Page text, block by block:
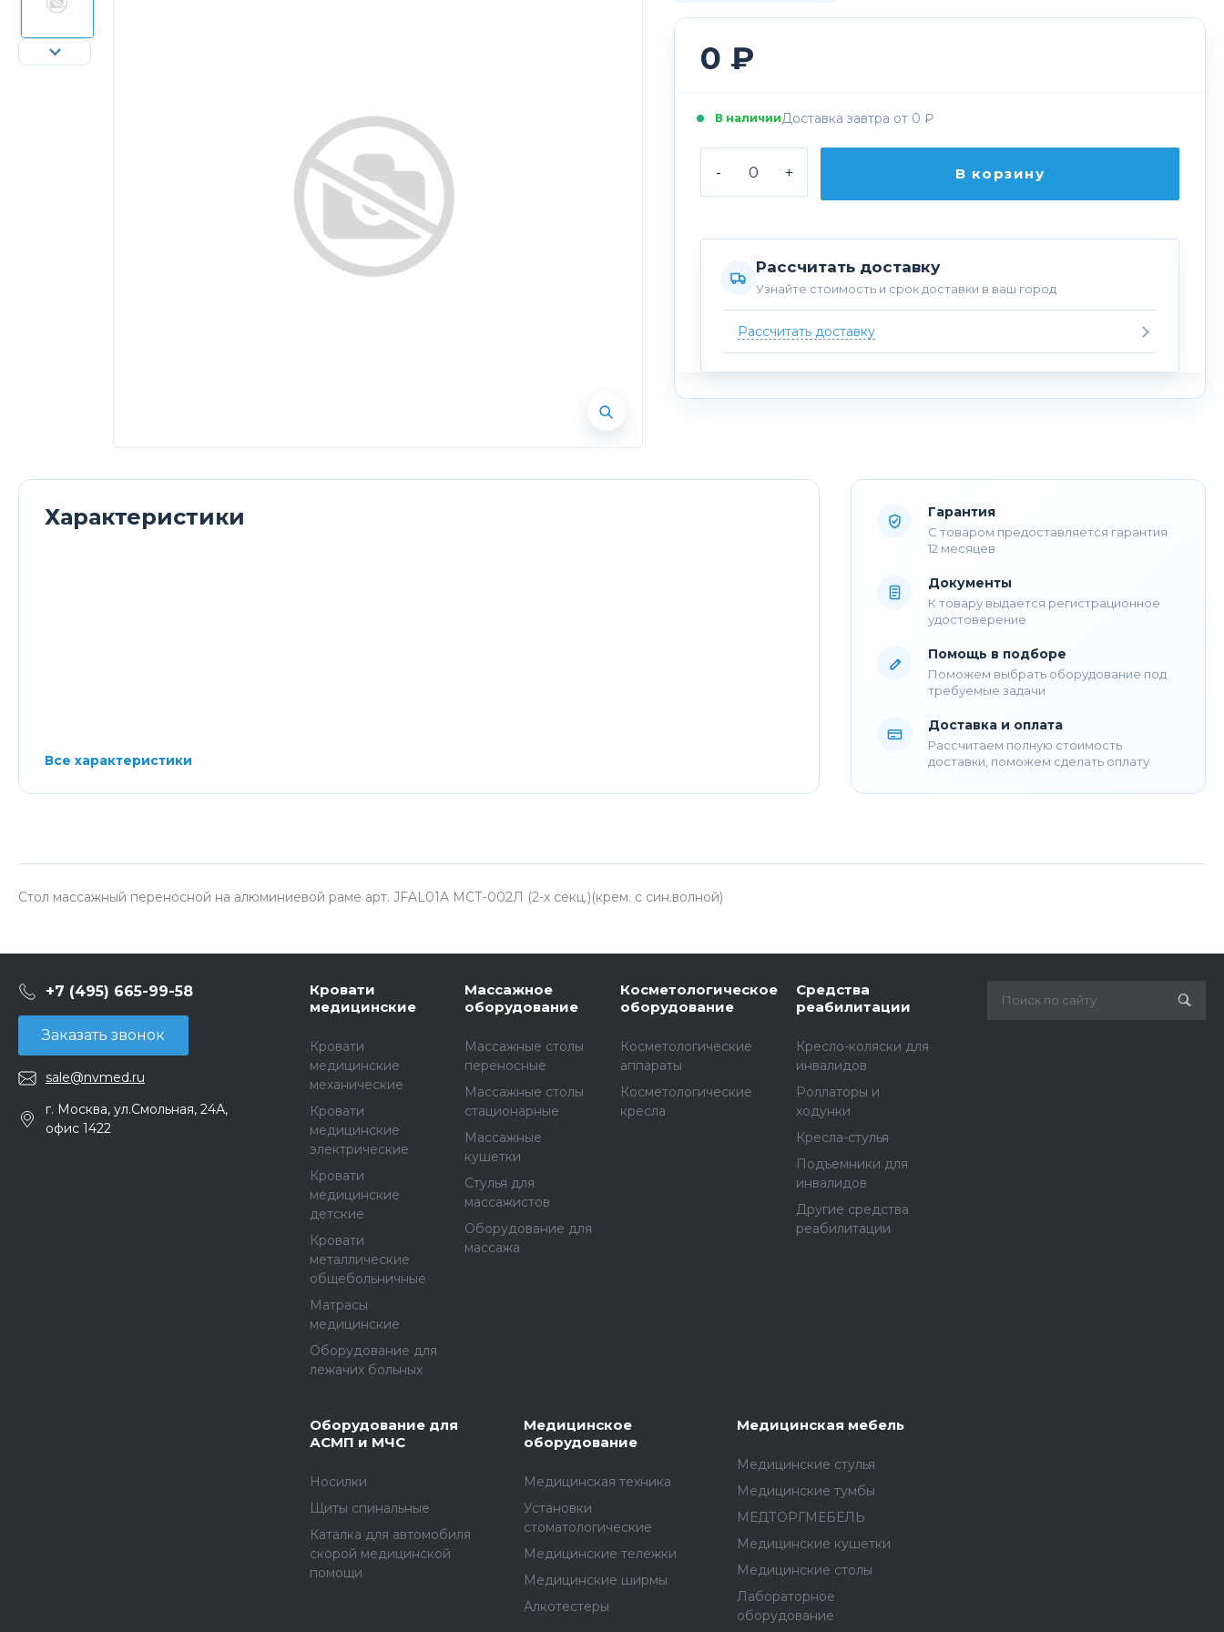
0 ₽
В наличииДоставка завтра от 0 ₽
- + В корзину
Рассчитать доставку
Узнайте стоимость и срок доставки в ваш город
Рассчитать доставку
Характеристики
Все характеристики
Гарантия
С товаром предоставляется гарантия
12 месяцев
Документы
К товару выдается регистрационное
удостоверение
Помощь в подборе
Поможем выбрать оборудование под
требуемые задачи
Доставка и оплата
Рассчитаем полную стоимость
доставки, поможем сделать оплату
Стол массажный переносной на алюминиевой раме арт. JFAL01A МСТ-002Л (2-х секц.)(крем. с син.волной)
+7 (495) 665-99-58
Заказать звонок
sale@nvmed.ru
г. Москва, ул.Смольная, 24А,
офис 1422
Кровати
медицинские
Кровати
медицинские
механические
Кровати
медицинские
электрические
Кровати
медицинские
детские
Кровати
металлические
общебольничные
Матрасы
медицинские
Оборудование для
лежачих больных
Массажное
оборудование
Массажные столы
переносные
Массажные столы
стационарные
Массажные
кушетки
Стулья для
массажистов
Оборудование для
массажа
Косметологическое
оборудование
Косметологические
аппараты
Косметологические
кресла
Средства
реабилитации
Кресло-коляски для
инвалидов
Роллаторы и
ходунки
Кресла-стулья
Подъемники для
инвалидов
Другие средства
реабилитации
Оборудование для
АСМП и МЧС
Носилки
Щиты спинальные
Каталка для автомобиля
скорой медицинской
помощи
Медицинское
оборудование
Медицинская техника
Установки
стоматологические
Медицинские тележки
Медицинские ширмы
Алкотестеры
Медицинская мебель
Медицинские стулья
Медицинские тумбы
МЕДТОРГМЕБЕЛЬ
Медицинские кушетки
Медицинские столы
Лабораторное
оборудование